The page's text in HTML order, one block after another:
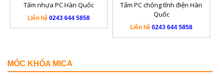
Tấm PC chống tĩnh điện Hàn
Quốc
Liên hệ0243 644 5858
Tấm Polycarbonate trong suốt
chuẩn chống cháy UL94-V0
Liên hệ 0243 644 5858
MÓC KHÓA MICA